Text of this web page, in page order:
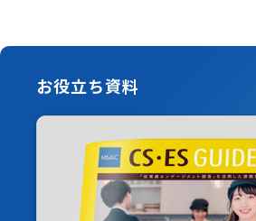
お役立ち資料